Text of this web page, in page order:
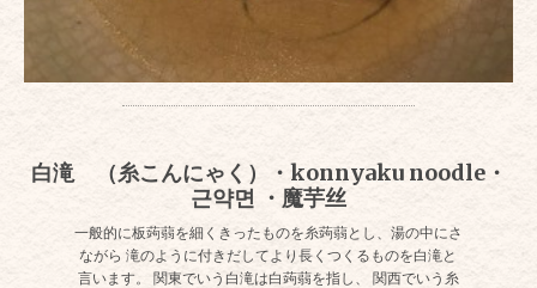
白滝 （糸こんにゃく）・konnyaku noodle・
근약면 ・魔芋丝
一般的に板蒟蒻を細くきったものを糸蒟蒻とし、湯の中にさ
ながら 滝のように付きだしてより長くつくるものを白滝と
言います。 関東でいう白滝は白蒟蒻を指し、 関西でいう糸